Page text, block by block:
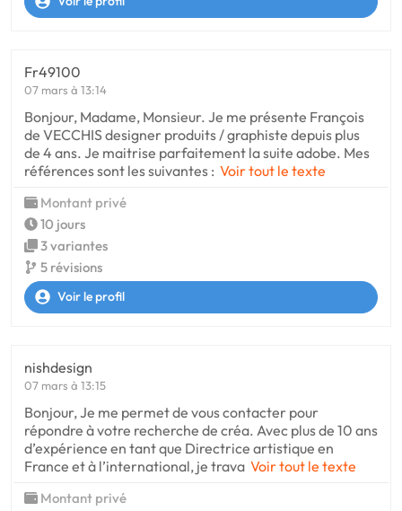
Fr49100
07 mars à 13:14
Bonjour, Madame, Monsieur. Je me présente François
de VECCHIS designer produits / graphiste depuis plus
de 4 ans. Je maitrise parfaitement la suite adobe. Mes
références sont les suivantes : Voir tout le texte
Montant privé
10 jours
3 variantes
5 révisions
Voir le profil
nishdesign
07 mars à 13:15
Bonjour, Je me permet de vous contacter pour
répondre à votre recherche de créa. Avec plus de 10 ans
d’expérience en tant que Directrice artistique en
France et à l’international, je trava Voir tout le texte
Montant privé